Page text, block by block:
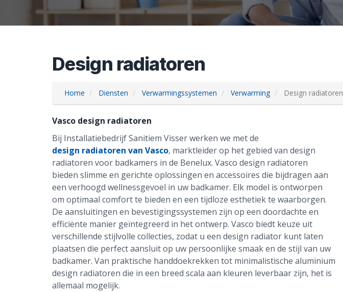
Design radiatoren
Home Diensten Verwarmingssystemen Verwarming Design radiatoren
Vasco design radiatoren
Bij Installatiebedrijf Sanitiem Visser werken we met de
design radiatoren van Vasco, marktleider op het gebied van design
radiatoren voor badkamers in de Benelux. Vasco design radiatoren
bieden slimme en gerichte oplossingen en accessoires die bijdragen aan
een verhoogd wellnessgevoel in uw badkamer. Elk model is ontworpen
om optimaal comfort te bieden en een tijdloze esthetiek te waarborgen.
De aansluitingen en bevestigingssystemen zijn op een doordachte en
efficiënte manier geïntegreerd in het ontwerp. Vasco biedt keuze uit
verschillende stijlvolle collecties, zodat u een design radiator kunt laten
plaatsen die perfect aansluit op uw persoonlijke smaak en de stijl van uw
badkamer. Van praktische handdoekrekken tot minimalistische aluminium
design radiatoren die in een breed scala aan kleuren leverbaar zijn, het is
allemaal mogelijk.